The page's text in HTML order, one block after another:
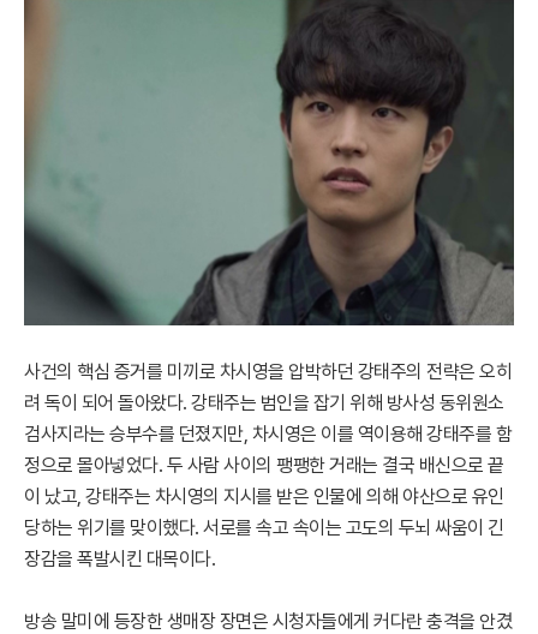
사건의 핵심 증거를 미끼로 차시영을 압박하던 강태주의 전략은 오히
려 독이 되어 돌아왔다. 강태주는 범인을 잡기 위해 방사성 동위원소
검사지라는 승부수를 던졌지만, 차시영은 이를 역이용해 강태주를 함
정으로 몰아넣었다. 두 사람 사이의 팽팽한 거래는 결국 배신으로 끝
이 났고, 강태주는 차시영의 지시를 받은 인물에 의해 야산으로 유인
당하는 위기를 맞이했다. 서로를 속고 속이는 고도의 두뇌 싸움이 긴
장감을 폭발시킨 대목이다.
방송 말미에 등장한 생매장 장면은 시청자들에게 커다란 충격을 안겼